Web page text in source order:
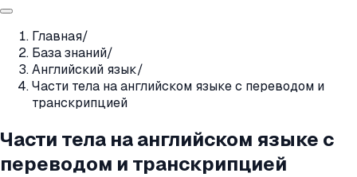
Главная/
База знаний/
Английский язык/
Части тела на английском языке с переводом и
транскрипцией
Части тела на английском языке с
переводом и транскрипцией